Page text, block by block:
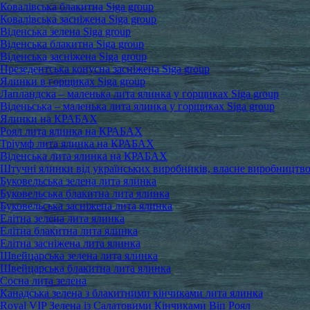
Ковалівська блакитна Siga group
Ковалівська засніжена Siga group
Віденська зелена Siga group
Віденська блакитна Siga group
Віденська засніжена Siga group
Презедентська конусна засніжена Siga group
Ялинки в горщиках Siga group
Лапландска – маленька лита ялинка у горщиках Siga group
Віденьська – маленька лита ялинка у горщиках Siga group
Ялинки на КРАБАХ
Роял лита ялинка на КРАБАХ
Тріумф лита ялинка на КРАБАХ
Віденська лита ялинка на КРАБАХ
Штучні ялинки від українських виробників, власне виробництво
Буковельська зелена лита ялинка
Буковельська блакитна лита ялинка
Буковельська засніжена лита ялинка
Елітна зелена лита ялинка
Елітна блакитна лита ялинка
Елітна засніжена лита ялинка
Швейцарська зелена лита ялинка
Швейцарська блакитна лита ялинка
Сосна лита зелена
Канадська зелена з блакитними кінчиками лита ялинка
Royal VIP Зелена із Салатовими Кінчиками Віп Роял